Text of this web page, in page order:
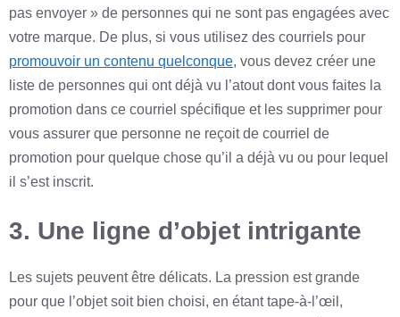
pas envoyer » de personnes qui ne sont pas engagées avec
votre marque. De plus, si vous utilisez des courriels pour
promouvoir un contenu quelconque, vous devez créer une
liste de personnes qui ont déjà vu l’atout dont vous faites la
promotion dans ce courriel spécifique et les supprimer pour
vous assurer que personne ne reçoit de courriel de
promotion pour quelque chose qu’il a déjà vu ou pour lequel
il s’est inscrit.
3. Une ligne d’objet intrigante
Les sujets peuvent être délicats. La pression est grande
pour que l’objet soit bien choisi, en étant tape-à-l’œil,